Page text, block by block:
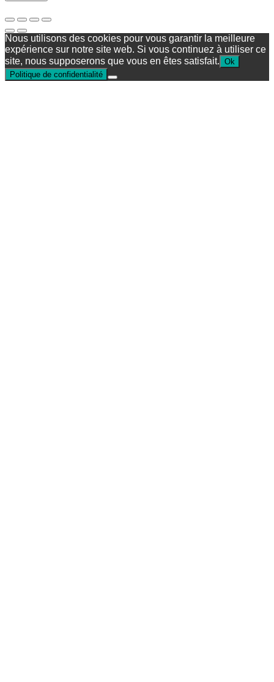
Nous utilisons des cookies pour vous garantir la meilleure
expérience sur notre site web. Si vous continuez à utiliser ce
site, nous supposerons que vous en êtes satisfait. Ok
Politique de confidentialité